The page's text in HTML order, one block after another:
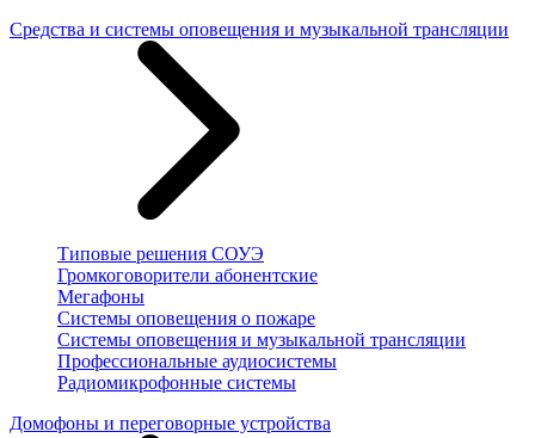
Средства и системы оповещения и музыкальной трансляции
Типовые решения СОУЭ
Громкоговорители абонентские
Мегафоны
Системы оповещения о пожаре
Системы оповещения и музыкальной трансляции
Профессиональные аудиосистемы
Радиомикрофонные системы
Домофоны и переговорные устройства